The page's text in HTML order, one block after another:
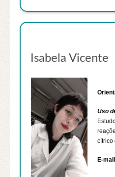
Isabela Vicente
Uso
cítrico
E-